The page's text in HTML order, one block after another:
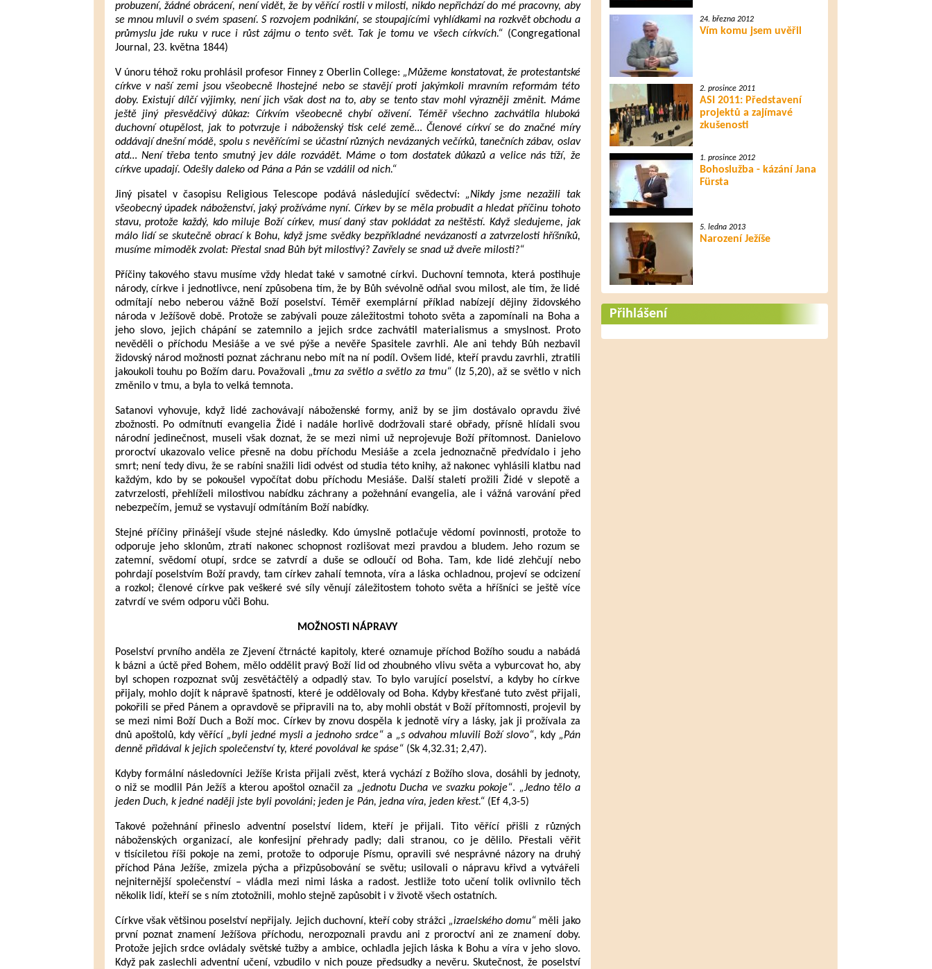
probuzení, žádné obrácení, není vidět, že by věřící rostli v milosti, nikdo nepřichází do mé pracovny, aby
se mnou mluvil o svém spasení. S rozvojem podnikání, se stoupajícími vyhlídkami na rozkvět obchodu a
průmyslu jde ruku v ruce i růst zájmu o tento svět. Tak je tomu ve všech církvích.“ (Congregational
Journal, 23. května 1844)
V únoru téhož roku prohlásil profesor Finney z Oberlin College: „Můžeme konstatovat, že protestantské
církve v naší zemi jsou všeobecně lhostejné nebo se stavějí proti jakýmkoli mravním reformám této
doby. Existují dílčí výjimky, není jich však dost na to, aby se tento stav mohl výrazněji změnit. Máme
ještě jiný přesvědčivý důkaz: Církvím všeobecně chybí oživení. Téměř všechno zachvátila hluboká
duchovní otupělost, jak to potvrzuje i náboženský tisk celé země… Členové církví se do značné míry
oddávají dnešní módě, spolu s nevěřícími se účastní různých nevázaných večírků, tanečních zábav, oslav
atd… Není třeba tento smutný jev dále rozvádět. Máme o tom dostatek důkazů a velice nás tíží, že
církve upadají. Odešly daleko od Pána a Pán se vzdálil od nich.“
Jiný pisatel v časopisu Religious Telescope podává následující svědectví: „Nikdy jsme nezažili tak
všeobecný úpadek náboženství, jaký prožíváme nyní. Církev by se měla probudit a hledat příčinu tohoto
stavu, protože každý, kdo miluje Boží církev, musí daný stav pokládat za neštěstí. Když sledujeme, jak
málo lidí se skutečně obrací k Bohu, když jsme svědky bezpříkladné nevázanosti a zatvrzelosti hříšníků,
musíme mimoděk zvolat: Přestal snad Bůh být milostivý? Zavřely se snad už dveře milosti?“
Příčiny takového stavu musíme vždy hledat také v samotné církvi. Duchovní temnota, která postihuje
národy, církve i jednotlivce, není způsobena tím, že by Bůh svévolně odňal svou milost, ale tím, že lidé
odmítají nebo neberou vážně Boží poselství. Téměř exemplární příklad nabízejí dějiny židovského
národa v Ježíšově době. Protože se zabývali pouze záležitostmi tohoto světa a zapomínali na Boha a
jeho slovo, jejich chápání se zatemnilo a jejich srdce zachvátil materialismus a smyslnost. Proto
nevěděli o příchodu Mesiáše a ve své pýše a nevěře Spasitele zavrhli. Ale ani tehdy Bůh nezbavil
židovský národ možnosti poznat záchranu nebo mít na ní podíl. Ovšem lidé, kteří pravdu zavrhli, ztratili
jakoukoli touhu po Božím daru. Považovali „tmu za světlo a světlo za tmu“ (Iz 5,20), až se světlo v nich
změnilo v tmu, a byla to velká temnota.
Satanovi vyhovuje, když lidé zachovávají náboženské formy, aniž by se jim dostávalo opravdu živé
zbožnosti. Po odmítnutí evangelia Židé i nadále horlivě dodržovali staré obřady, přísně hlídali svou
národní jedinečnost, museli však doznat, že se mezi nimi už neprojevuje Boží přítomnost. Danielovo
proroctví ukazovalo velice přesně na dobu příchodu Mesiáše a zcela jednoznačně předvídalo i jeho
smrt; není tedy divu, že se rabíni snažili lidi odvést od studia této knihy, až nakonec vyhlásili klatbu nad
každým, kdo by se pokoušel vypočítat dobu příchodu Mesiáše. Další staletí prožili Židé v slepotě a
zatvrzelosti, přehlíželi milostivou nabídku záchrany a požehnání evangelia, ale i vážná varování před
nebezpečím, jemuž se vystavují odmítáním Boží nabídky.
Stejné příčiny přinášejí všude stejné následky. Kdo úmyslně potlačuje vědomí povinnosti, protože to
odporuje jeho sklonům, ztratí nakonec schopnost rozlišovat mezi pravdou a bludem. Jeho rozum se
zatemní, svědomí otupí, srdce se zatvrdí a duše se odloučí od Boha. Tam, kde lidé zlehčují nebo
pohrdají poselstvím Boží pravdy, tam církev zahalí temnota, víra a láska ochladnou, projeví se odcizení
a rozkol; členové církve pak veškeré své síly věnují záležitostem tohoto světa a hříšníci se ještě více
zatvrdí ve svém odporu vůči Bohu.
MOŽNOSTI NÁPRAVY
Poselství prvního anděla ze Zjevení čtrnácté kapitoly, které oznamuje příchod Božího soudu a nabádá
k bázni a úctě před Bohem, mělo oddělit pravý Boží lid od zhoubného vlivu světa a vyburcovat ho, aby
byl schopen rozpoznat svůj zesvětáčtělý a odpadlý stav. To bylo varující poselství, a kdyby ho církve
přijaly, mohlo dojít k nápravě špatností, které je oddělovaly od Boha. Kdyby křesťané tuto zvěst přijali,
pokořili se před Pánem a opravdově se připravili na to, aby mohli obstát v Boží přítomnosti, projevil by
se mezi nimi Boží Duch a Boží moc. Církev by znovu dospěla k jednotě víry a lásky, jak ji prožívala za
dnů apoštolů, kdy věřící „byli jedné mysli a jednoho srdce“ a „s odvahou mluvili Boží slovo“, kdy „Pán
denně přidával k jejich společenství ty, které povolával ke spáse“ (Sk 4,32.31; 2,47).
Kdyby formální následovníci Ježíše Krista přijali zvěst, která vychází z Božího slova, dosáhli by jednoty,
o niž se modlil Pán Ježíš a kterou apoštol označil za „jednotu Ducha ve svazku pokoje“. „Jedno tělo a
jeden Duch, k jedné naději jste byli povoláni; jeden je Pán, jedna víra, jeden křest.“ (Ef 4,3-5)
Takové požehnání přineslo adventní poselství lidem, kteří je přijali. Tito věřící přišli z různých
náboženských organizací, ale konfesijní přehrady padly; dali stranou, co je dělilo. Přestali věřit
v tisíciletou říši pokoje na zemi, protože to odporuje Písmu, opravili své nesprávné názory na druhý
příchod Pána Ježíše, zmizela pýcha a přizpůsobování se světu; usilovali o nápravu křivd a vytvářeli
nejniternější společenství – vládla mezi nimi láska a radost. Jestliže toto učení tolik ovlivnilo těch
několik lidí, kteří se s ním ztotožnili, mohlo stejně zapůsobit i v životě všech ostatních.
Církve však většinou poselství nepřijaly. Jejich duchovní, kteří coby strážci „izraelského domu“ měli jako
první poznat znamení Ježíšova příchodu, nerozpoznali pravdu ani z proroctví ani ze znamení doby.
Protože jejich srdce ovládaly světské tužby a ambice, ochladla jejich láska k Bohu a víra v jeho slovo.
Když pak zaslechli adventní učení, vzbudilo v nich pouze předsudky a nevěru. Skutečnost, že poselství
24. března 2012
Vím komu jsem uvěřil
2. prosince 2011
ASI 2011: Představení
projektů a zajímavé
zkušenosti
1. prosince 2012
Bohoslužba - kázání Jana
Fürsta
5. ledna 2013
Narození Ježíše
Přihlášení